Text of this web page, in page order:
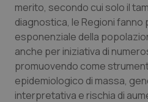
Lombardia
Marche
Molise
Dolore
Donna & Salute
Epatiti
merito, secondo cui solo il
diagnostica, le Regioni
esponenziale della
anche per iniziativa di
promuovendo come
epidemiologico di massa,
interpretativa e rischia di